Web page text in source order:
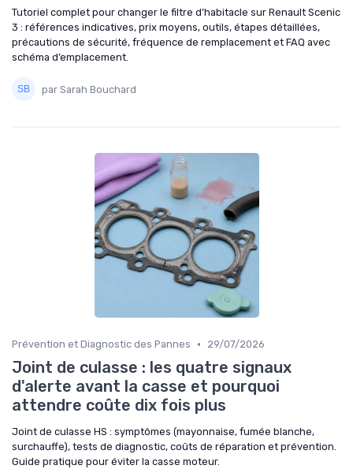
Tutoriel complet pour changer le filtre d’habitacle sur Renault Scenic
3 : références indicatives, prix moyens, outils, étapes détaillées,
précautions de sécurité, fréquence de remplacement et FAQ avec
schéma d’emplacement.
par Sarah Bouchard
Prévention et Diagnostic des Pannes • 29/07/2026
Joint de culasse : les quatre signaux
d'alerte avant la casse et pourquoi
attendre coûte dix fois plus
Joint de culasse HS : symptômes (mayonnaise, fumée blanche,
surchauffe), tests de diagnostic, coûts de réparation et prévention.
Guide pratique pour éviter la casse moteur.